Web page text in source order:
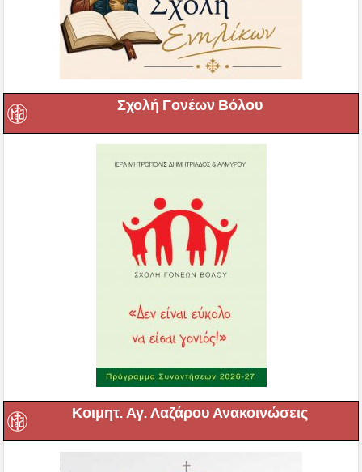
Σχολή Γονέων Βόλου
Κοιμητ. Αγ. Λαζάρου Ανακοινώσεις